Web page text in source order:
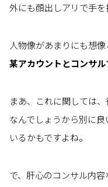
外にも顔出しアリで手を
人物像があまりにも想
某アカウントとコンサ
まあ、これに関しては
なんでしょうから別に
いるかもですよね。
で、肝心のコンサル内容